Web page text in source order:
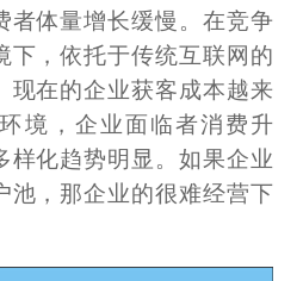
者体量增长缓慢。在竞争
下，依托于传统互联网的
现在的企业获客成本越来
境，企业面临者消费升
样化趋势明显。如果企业
池，那企业的很难经营下